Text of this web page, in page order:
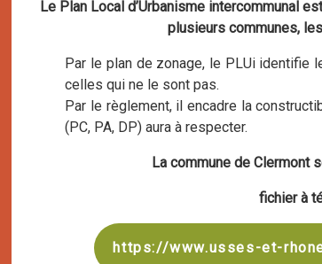
Le Plan Local d’Urbanisme intercommunal
plusieurs communes,
Par le plan de zonage, le PLUi identifie
celles qui ne le sont pas.
Par le règlement, il encadre la
(PC, PA, DP) aura à respecter.
La commune de Clermont
fichier à
https://www.usses-et-